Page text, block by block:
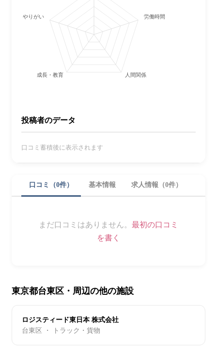
労働時間・休日
人間関係
成長・教育
やりがい
投稿者のデータ
口コミ蓄積後に表示されます
口コミ（0件） 基本情報 求人情報（0件）
まだ口コミはありません。 最初の口コミ
を書く
東京都台東区・周辺の他の施設
ロジスティード東日本 株式会社
台東区 ・ トラック・貨物